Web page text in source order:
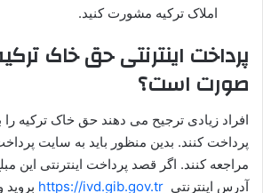
املاک ترکیه مشورت کنید.
پرداخت اینترنتی حق خاک
صورت است؟
افراد زیادی ترجیح می دهند حق خاک ترکیه را
پرداخت کنند. بدین منظور باید به سایت
مراجعه کنند. اگر قصد پرداخت اینترنتی این
آدرس اینترنتی https://ivd.gib.gov.tr